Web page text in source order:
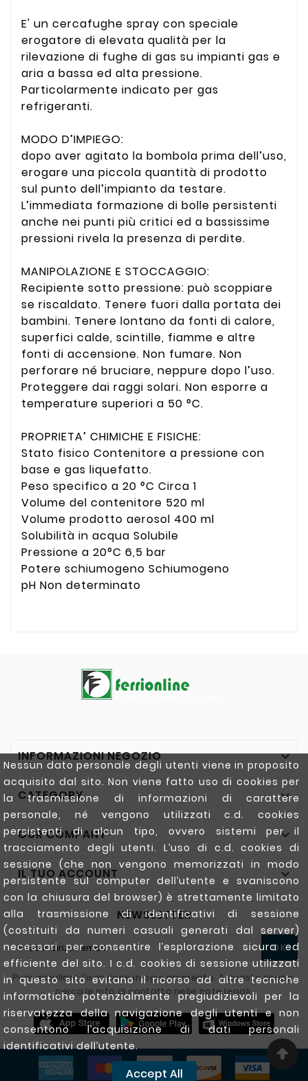
Nessun dato personale degli utenti viene in proposito
acquisito dal sito. Non viene fatto uso di cookies per
la trasmissione di informazioni di carattere
personale, né vengono utilizzati c.d. cookies
persistenti di alcun tipo, ovvero sistemi per il
tracciamento degli utenti. L’uso di c.d. cookies di
sessione (che non vengono memorizzati in modo
persistente sul computer dell’utente e svaniscono
con la chiusura del browser) è strettamente limitato
alla trasmissione di identificativi di sessione
(costituiti da numeri casuali generati dal server)
necessari per consentire l’esplorazione sicura ed
efficiente del sito. I c.d. cookies di sessione utilizzati
in questo sito evitano il ricorso ad altre tecniche
informatiche potenzialmente pregiudizievoli per la
riservatezza della navigazione degli utenti e non
consentono l’acquisizione di dati personali
identificativi dell’utente.
Accept All
E' un cercafughe spray con speciale
erogatore di elevata qualità per la
rilevazione di fughe di gas su impianti gas e
aria a bassa ed alta pressione.
Particolarmente indicato per gas
refrigeranti.
MODO D’IMPIEGO:
dopo aver agitato la bombola prima dell’uso,
erogare una piccola quantità di prodotto
sul punto dell’impianto da testare.
L’immediata formazione di bolle persistenti
anche nei punti più critici ed a bassissime
pressioni rivela la presenza di perdite.
MANIPOLAZIONE E STOCCAGGIO:
Recipiente sotto pressione: può scoppiare
se riscaldato. Tenere fuori dalla portata dei
bambini. Tenere lontano da fonti di calore,
superfici calde, scintille, fiamme e altre
fonti di accensione. Non fumare. Non
perforare né bruciare, neppure dopo l’uso.
Proteggere dai raggi solari. Non esporre a
temperature superiori a 50 °C.
PROPRIETA’ CHIMICHE E FISICHE:
Stato fisico Contenitore a pressione con
base e gas liquefatto.
Peso specifico a 20 °C Circa 1
Volume del contenitore 520 ml
Volume prodotto aerosol 400 ml
Solubilità in acqua Solubile
Pressione a 20°C 6,5 bar
Potere schiumogeno Schiumogeno
pH Non determinato
INFORMAZIONI NEGOZIO 
CATEGORY 
OUR COMPANY 
IL TUO ACCOUNT 
NEWSLETTER
OK
Puoi annullare l'iscrizione in ogni momento. A questo scopo,
cerca le info di contatto nelle note legali.